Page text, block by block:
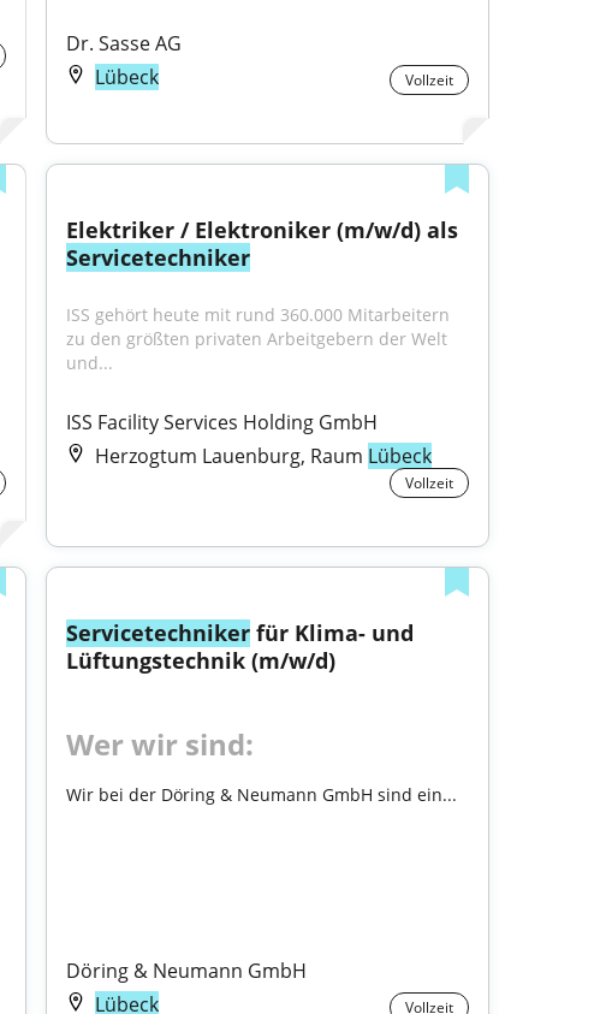
Dr. Sasse AG
Lübeck
Vollzeit
Elektriker / Elektroniker (m/w/d) als
Servicetechniker
ISS gehört heute mit rund 360.000 Mitarbeitern
zu den größten privaten Arbeitgebern der Welt
und...
ISS Facility Services Holding GmbH
Herzogtum Lauenburg, Raum Lübeck
Vollzeit
Servicetechniker für Klima- und
Lüftungstechnik (m/w/d)
Wer wir sind:
Wir bei der Döring & Neumann GmbH sind ein...
Döring & Neumann GmbH
Lübeck
Vollzeit